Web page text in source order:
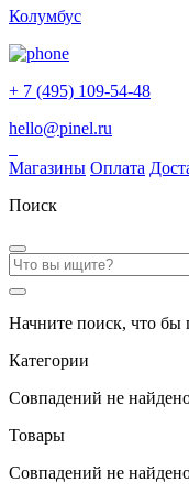
Колумбус
+ 7 (495) 109-54-48
hello@pinel.ru
Магазины Оплата
Поиск
Начните поиск, что бы
Категории
Совпадений не
Товары
Совпадений не